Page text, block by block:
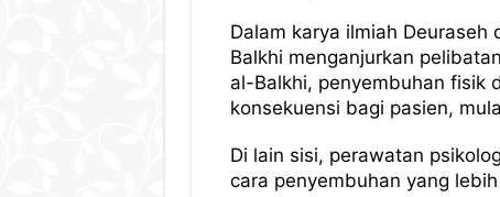
Dalam karya ilmiah
Balkhi menganjurkan
al-Balkhi, penyembuhan fisik
konsekuensi bagi pasien,
Di lain sisi, perawatan
cara penyembuhan yang